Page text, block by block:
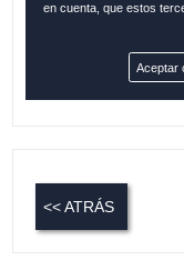
<< ATRÁS
en cuenta, que estos
Aceptar